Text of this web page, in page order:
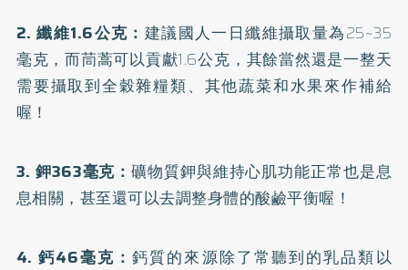
2. 纖維1.6公克： 建議國人一日纖維攝取量為25~35
毫克，而茼蒿可以貢獻1.6公克，其餘當然還是一整天
需要攝取到全穀雜糧類、其他蔬菜和水果來作補給
喔！
3. 鉀363毫克：礦物質鉀與維持心肌功能正常也是息
息相關，甚至還可以去調整身體的酸鹼平衡喔！
4. 鈣46毫克：鈣質的來源除了常聽到的乳品類以